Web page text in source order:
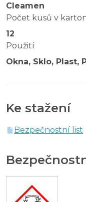
Cleamen
Počet kusů v
12
Použití
Okna, Sklo, Plast,
Ke stažení
Bezpečnostní list